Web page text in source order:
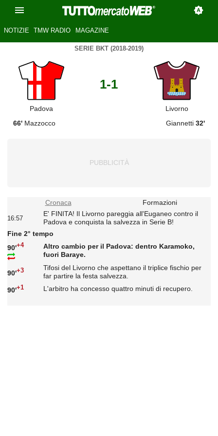
NOTIZIE TMW RADIO MAGAZINE
SERIE BKT (2018-2019)
Padova
1-1
Livorno
66' Mazzocco Giannetti 32'
Cronaca Formazioni
16:57
E' FINITA! Il Livorno pareggia all'Euganeo contro il
Padova e conquista la salvezza in Serie B!
Fine 2° tempo
90'+4
Altro cambio per il Padova: dentro Karamoko,
fuori Baraye.
90'+3
Tifosi del Livorno che aspettano il triplice fischio per
far partire la festa salvezza.
90'+1 L'arbitro ha concesso quattro minuti di recupero.